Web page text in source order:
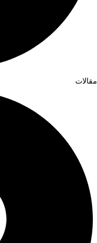
مقالات